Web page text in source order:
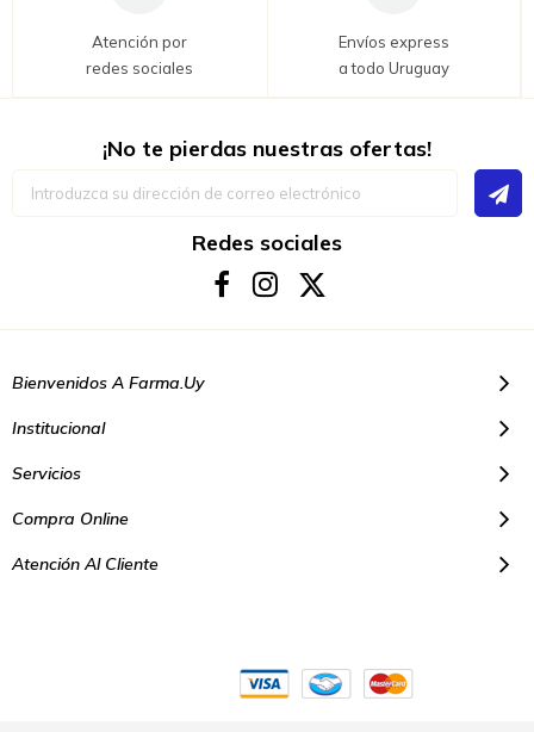
Atención por
redes sociales
Envíos express
a todo Uruguay
¡No te pierdas nuestras ofertas!
Redes sociales
Bienvenidos A Farma.uy
Institucional
Servicios
Compra Online
Atención Al Cliente